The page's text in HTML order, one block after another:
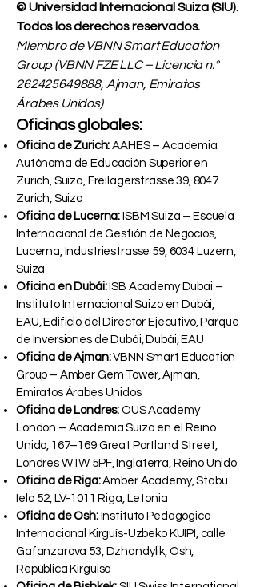
© Universidad Internacional Suiza (SIU).
Todos los derechos reservados.
Miembro de VBNN Smart Education
Group (VBNN FZE LLC – Licencia n.°
262425649888, Ajman, Emiratos
Árabes Unidos)
Oficinas globales:
Oficina de Zurich: AAHES – Academia
Autónoma de Educación Superior en
Zurich, Suiza, Freilagerstrasse 39, 8047
Zurich, Suiza
Oficina de Lucerna: ISBM Suiza – Escuela
Internacional de Gestión de Negocios,
Lucerna, Industriestrasse 59, 6034 Luzern,
Suiza
Oficina en Dubái:ISB Academy Dubai –
Instituto Internacional Suizo en Dubái,
EAU, Edificio del Director Ejecutivo, Parque
de Inversiones de Dubái, Dubái, EAU
Oficina de Ajman:VBNN Smart Education
Group – Amber Gem Tower, Ajman,
Emiratos Árabes Unidos
Oficina de Londres: OUS Academy
London – Academia Suiza en el Reino
Unido, 167–169 Great Portland Street,
Londres W1W 5PF, Inglaterra, Reino Unido
Oficina de Riga:Amber Academy, Stabu
Iela 52, LV-1011 Riga, Letonia
Oficina de Osh:Instituto Pedagógico
Internacional Kirguís-Uzbeko KUIPI, calle
Gafanzarova 53, Dzhandylik, Osh,
República Kirguisa